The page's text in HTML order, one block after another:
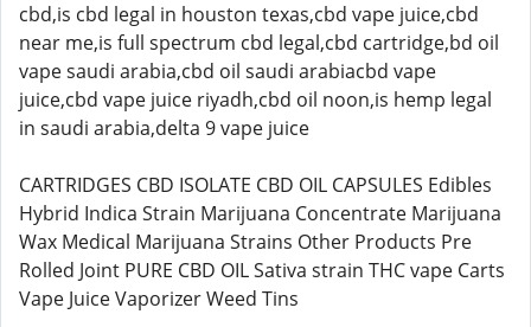
cbd,is cbd legal in houston texas,cbd vape juice,cbd
near me,is full spectrum cbd legal,cbd cartridge,bd oil
vape saudi arabia,cbd oil saudi arabiacbd vape
juice,cbd vape juice riyadh,cbd oil noon,is hemp legal
in saudi arabia,delta 9 vape juice
CARTRIDGES CBD ISOLATE CBD OIL CAPSULES Edibles
Hybrid Indica Strain Marijuana Concentrate Marijuana
Wax Medical Marijuana Strains Other Products Pre
Rolled Joint PURE CBD OIL Sativa strain THC vape Carts
Vape Juice Vaporizer Weed Tins